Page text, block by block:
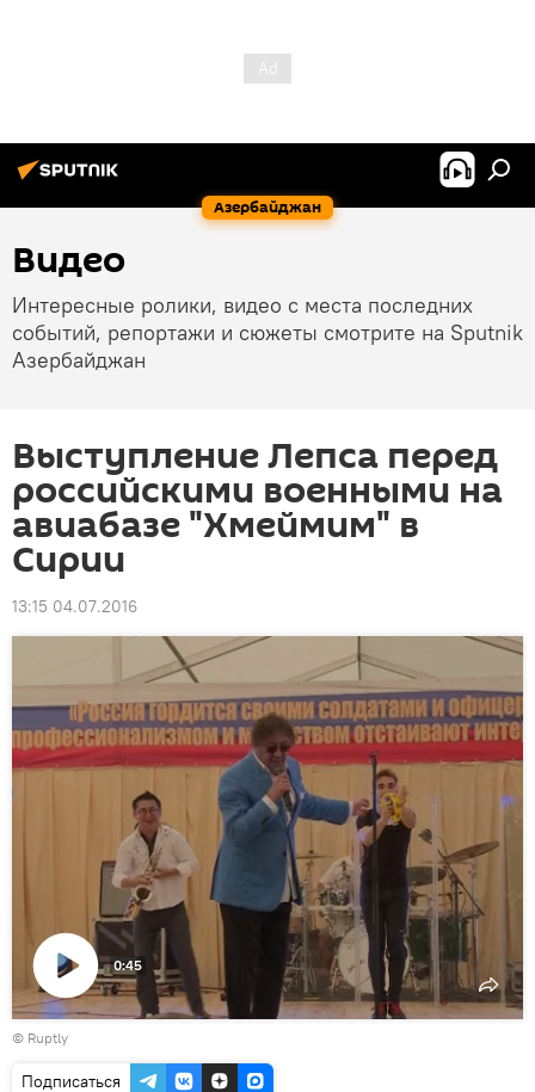
Азербайджан
Видео
Интересные ролики, видео с места последних
событий, репортажи и сюжеты смотрите на Sputnik
Азербайджан
Выступление Лепса перед
российскими военными на
авиабазе "Хмеймим" в
Сирии
13:15 04.07.2016
Воспроизвести
видео
0:45
© Ruptly
Подписаться